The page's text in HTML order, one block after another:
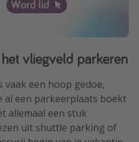
vliegveld parkeren
vaak een hoop gedoe,
al een parkeerplaats boekt
allemaal een stuk
uit shuttle parking of